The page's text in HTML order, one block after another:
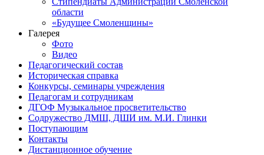
области
«Будущее Смоленщины»
Галерея
Фото
Видео
Педагогический состав
Историческая справка
Конкурсы, семинары учреждения
Педагогам и сотрудникам
ДГОФ Музыкальное просветительство
Содружество ДМШ, ДШИ им. М.И. Глинки
Поступающим
Контакты
Дистанционное обучение